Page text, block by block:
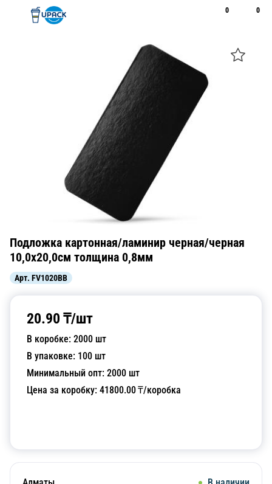
0 0
Подложка картонная/ламинир черная/черная
10,0х20,0см толщина 0,8мм
Арт. FV1020BB
20.90 ₸/шт
В коробке: 2000 шт
В упаковке: 100 шт
Минимальный опт: 2000 шт
Цена за коробку: 41800.00₸/коробка